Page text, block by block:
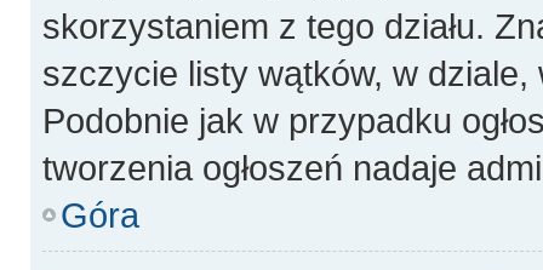
skorzystaniem z tego działu.
szczycie listy wątków, w
Podobnie jak w przypadku
tworzenia ogłoszeń nadaje
Góra